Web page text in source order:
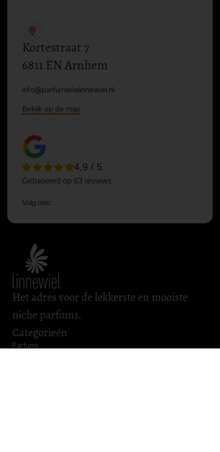
Kortestraat 7
6811 EN Arnhem
info@parfumerielinnewiel.nl
Bekijk op de map
4,9 / 5
Gebaseerd op 63 reviews
Volg ons:
Het adres voor de lekkerste en mooiste
niche parfums.
Categorieën
Parfums